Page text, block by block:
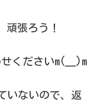
張ろう！
くださいm(__)m
いないので、返